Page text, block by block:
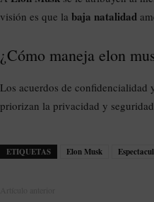
visión es que la baja natalidad
¿Cómo maneja elon
Los acuerdos de confidencialidad
priorizan la privacidad y
ETIQUETAS Elon Musk